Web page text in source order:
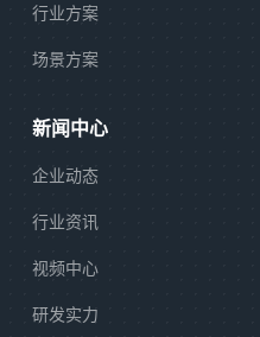
行业方案
场景方案
新闻中心
企业动态
行业资讯
视频中心
研发实力